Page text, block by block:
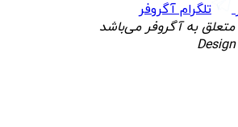
تلگرام آگروفر
به آگروفر می‌باشد